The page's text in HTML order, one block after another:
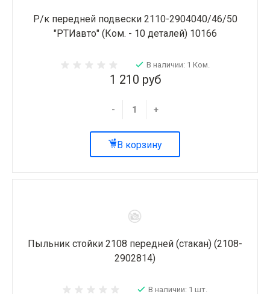
Р/к передней подвески 2110-2904040/46/50
"РТИавто" (Ком. - 10 деталей) 10166
В наличии: 1 Ком.
1 210 руб
- +
В корзину
Пыльник стойки 2108 передней (стакан) (2108-
2902814)
В наличии: 1 шт.